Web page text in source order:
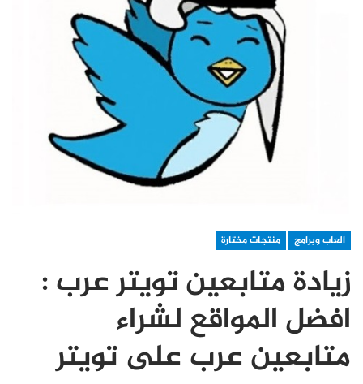
العاب وبرامج منتجات مختارة
زيادة متابعين تويتر عرب :
افضل المواقع لشراء
متابعين عرب على تويتر